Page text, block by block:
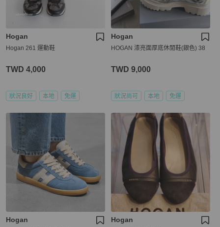
Hogan
Hogan 261 運動鞋
TWD 4,000
狀況良好 本地 免運
Hogan
HOGAN 漆亮面厚底休閒鞋(銀色) 38
TWD 9,000
狀況尚可 本地 免運
Hogan Hogan